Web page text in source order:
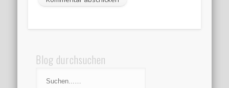
Blog durchsuchen